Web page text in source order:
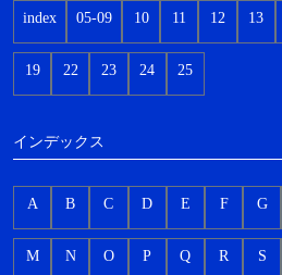
index 05-09 10 11 12 13
19 22 23 24 25
インデックス
A B C D E F G
M N O P Q R S